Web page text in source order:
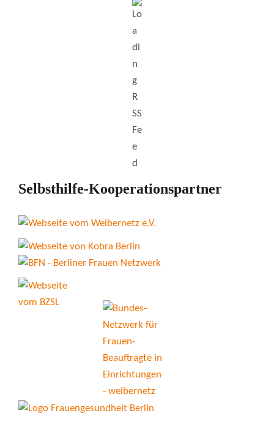
Selbsthilfe-Kooperationspartner